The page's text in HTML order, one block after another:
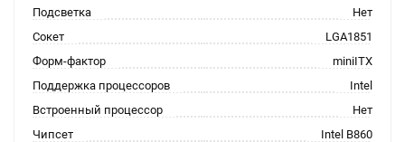
Подсветка
Нет
Сокет
LGA1851
Форм-фактор
miniITX
Поддержка процессоров
Intel
Встроенный процессор
Нет
Чипсет
Intel B860